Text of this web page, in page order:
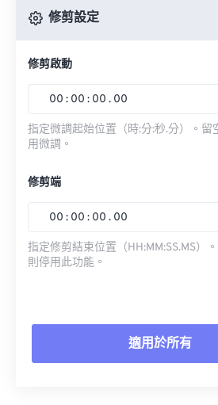
修剪設定
修剪啟動
00 : 00 : 00 . 00
指定微調起始位置（時:分:秒.分）。
用微調。
修剪端
00 : 00 : 00 . 00
指定修剪結束位置（HH:MM:SS.MS）
則停用此功能。
適用於所有